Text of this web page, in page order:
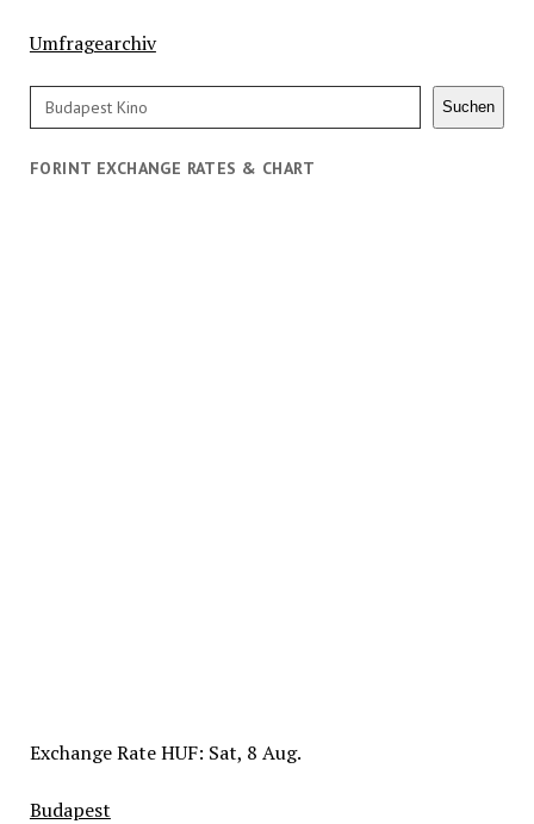
Umfragearchiv
Search Suchen
FORINT EXCHANGE RATES & CHART
Exchange RateHUF: Sat, 8 Aug.
Budapest